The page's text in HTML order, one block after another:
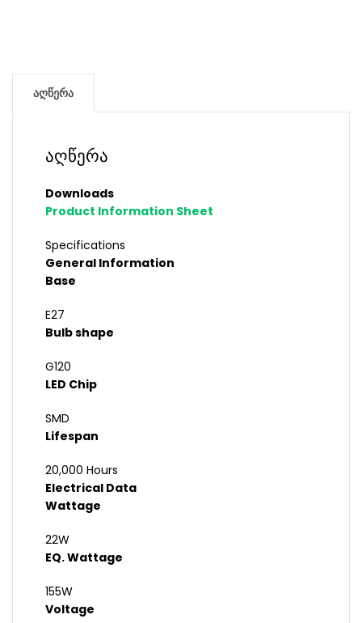
აღწერა
აღწერა
Downloads
Product Information Sheet
Specifications
General Information
Base
E27
Bulb shape
G120
LED Chip
SMD
Lifespan
20,000 Hours
Electrical Data
Wattage
22W
EQ. Wattage
155W
Voltage